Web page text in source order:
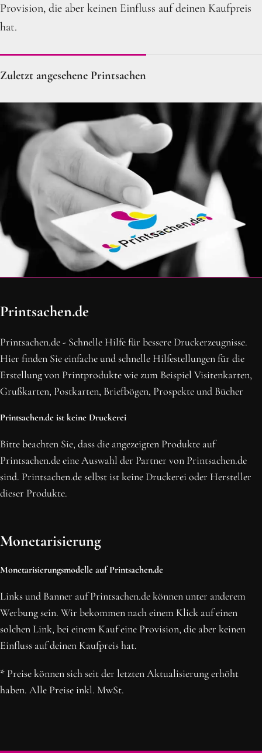
Provision, die aber keinen Einfluss auf deinen Kaufpreis
hat.
Zuletzt angesehene Printsachen
OH SCHON AM ENDE ANGEKOMMEN
BLEIBE MIT UNS IN VERBINDUNG!
Erhalte die neusten Beiträge, sichere dir Top-Angebote und
abonniere unseren Newsletter.
NEWSLETTER ABONNIEREN
Printsachen.de
Printsachen.de - Schnelle Hilfe für bessere Druckerzeugnisse.
Hier finden Sie einfache und schnelle Hilfestellungen für die
Erstellung von Printprodukte wie zum Beispiel Visitenkarten,
Grußkarten, Postkarten, Briefbögen, Prospekte und Bücher
Printsachen.de ist keine Druckerei
Bitte beachten Sie, dass die angezeigten Produkte auf
Printsachen.de eine Auswahl der Partner von Printsachen.de
sind. Printsachen.de selbst ist keine Druckerei oder Hersteller
dieser Produkte.
Monetarisierung
Monetarisierungsmodelle auf Printsachen.de
Links und Banner auf Printsachen.de können unter anderem
Werbung sein. Wir bekommen nach einem Klick auf einen
solchen Link, bei einem Kauf eine Provision, die aber keinen
Einfluss auf deinen Kaufpreis hat.
* Preise können sich seit der letzten Aktualisierung erhöht
haben. Alle Preise inkl. MwSt.